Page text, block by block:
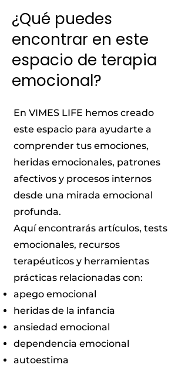
¿Qué puedes
encontrar en este
espacio de terapia
emocional?
En VIMES LIFE hemos creado
este espacio para ayudarte a
comprender tus emociones,
heridas emocionales, patrones
afectivos y procesos internos
desde una mirada emocional
profunda.
Aquí encontrarás artículos, tests
emocionales, recursos
terapéuticos y herramientas
prácticas relacionadas con:
apego emocional
heridas de la infancia
ansiedad emocional
dependencia emocional
autoestima